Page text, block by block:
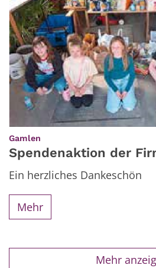
Gamlen
Spendenaktion der
Ein herzliches Dankeschön
Mehr
Mehr